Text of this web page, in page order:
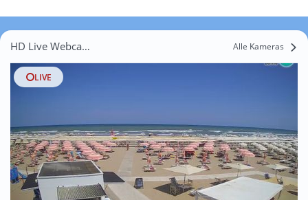
HD Live Webcams Ca' Cucco Alle Kameras
LIVE